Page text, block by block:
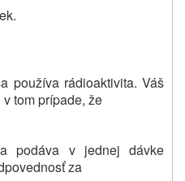
používa rádioaktivita. Váš
tom prípade, že
podáva v jednej dávke
za